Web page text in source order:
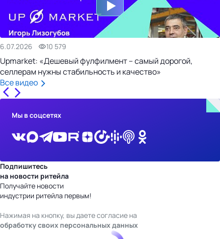
6.07.2026 10 579
Upmarket: «Дешевый фулфилмент – самый дорогой,
селлерам нужны стабильность и качество»
Все видео
Мы в соцсетях
Подпишитесь
на новости ритейла
Получайте новости
индустрии ритейла первым!
Нажимая на кнопку, вы даете согласие на
обработку своих персональных данных